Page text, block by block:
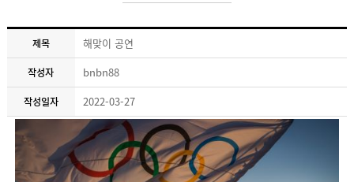
제목 해맞이 공연
작성자 bnbn88
작성일자 2022-03-27